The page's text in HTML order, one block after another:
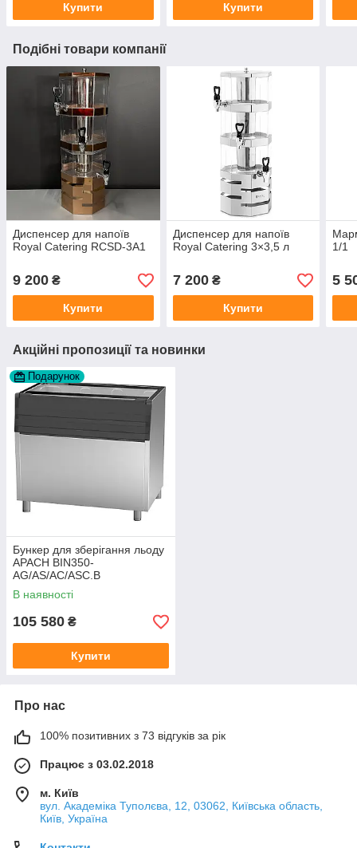
Купити Купити
Подібні товари компанії
Диспенсер для напоїв
Royal Catering RCSD-3A1
9 200 ₴
Купити
Диспенсер для напоїв
Royal Catering 3×3,5 л
7 200₴
Купити
1/1
5
Акційні пропозиції та новинки
Подарунок
Бункер для зберігання льоду
APACH BIN350-
AG/AS/AC/ASC.B
В наявності
105 580 ₴
Купити
Про нас
100% позитивних з 73 відгуків за рік
Працює з 03.02.2018
м. Київ
вул. Академіка Туполєва, 12, 03062, Київська область,
Київ, Україна